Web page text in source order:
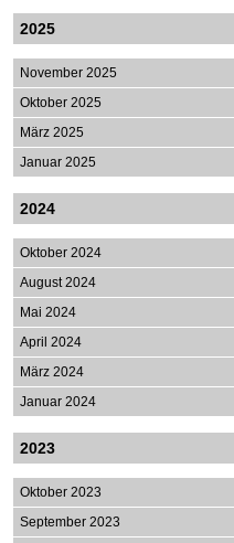
2025
November 2025
Oktober 2025
März 2025
Januar 2025
2024
Oktober 2024
August 2024
Mai 2024
April 2024
März 2024
Januar 2024
2023
Oktober 2023
September 2023